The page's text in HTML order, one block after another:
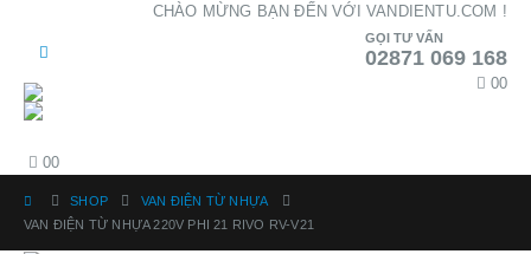
CHÀO MỪNG BẠN ĐẾN VỚI VANDIENTU.COM !
GỌI TƯ VẤN
02871 069 168
00
00
SHOP
VAN ĐIỆN TỪ NHỰA
VAN ĐIỆN TỪ NHỰA 220V PHI 21 RIVO RV-V21